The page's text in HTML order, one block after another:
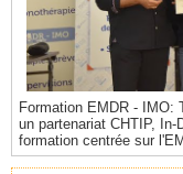
Formation EMDR - IMO:
un partenariat CHTIP,
formation centrée sur